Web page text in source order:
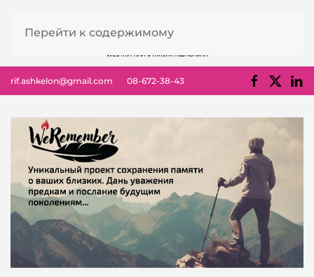
Перейти к содержимому
rif.ashkelon@gmail.com 08-672-38-43